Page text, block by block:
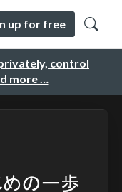
control
more …
up for free